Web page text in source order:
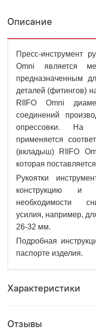
Описание
Пресс-инструмент
Omni является
предназначенным
деталей (фитингов)
RIIFO Omni
соединений
опрессовки. На
применяется
(вкладыш) RIIFO
которая
Рукоятки
конструкцию и
необходимости
усилия, например,
26-32 мм.
Подробная
паспорте изделия.
Характеристики
Отзывы